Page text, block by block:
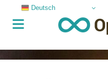
Deutsch